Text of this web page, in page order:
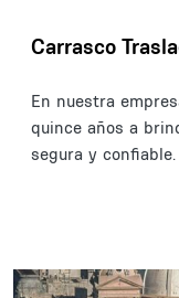
Carrasco
En nuestra
quince años a
segura y confiable.